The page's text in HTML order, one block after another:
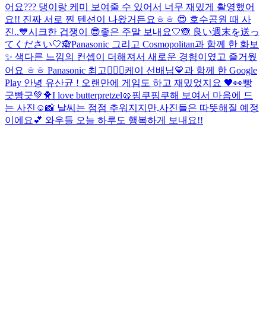
어요??? 댕이랑 케미 보여줄 수 있어서 너무 재밌게 촬영했어
요!! 진짜 서로 찐 텐션이 나왔거든요ㅎㅎ 😍 호수공원 때 사
진..💙시크한 겁쟁이 😎좋은 주말 보내요🤍🙈 良い週末を送っ
てください🤍🙈Panasonic 그리고 Cosmopolitan과 함께 한 화보
✨ 색다른 느낌의 컨셉이 더해져서 새로운 경험이였고 즐거웠
어요 ㅎㅎ Panasonic 최고👍🏻💓케이 선배님💙과 함께 한 Google
Play 안녕 유산균 ! 오랜만에 게임도 하고 재밌었지요 🖤👀빵
긋빵긋💚🐥I love butterpretzel🥨핑쿠핑쿠해 보여서 마음에 드
는 사진☺️📸 날씨는 점점 추워지지만,사진들은 따뜻해질 예정
이에요💕 와우들 오늘 하루도 행복하게 보내요!!